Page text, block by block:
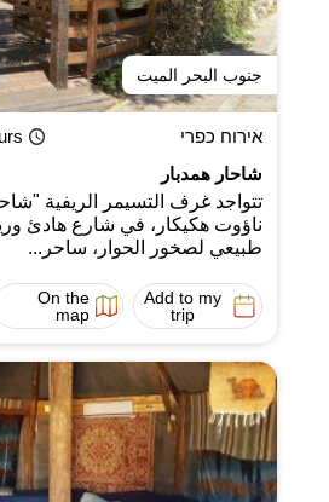
جنوب البحر الميت
אירוח כפרי
شاحار همدبار
تتواجد غرف التسيمر الريفية
ناؤوت هكيكار، في شارع هادئ
طبيعي لصخور الحوار، ساحر...
Add to my
trip
On the
map